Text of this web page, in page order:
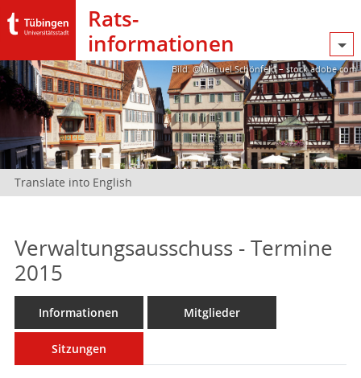
Rats­
informationen
Bild: @Manuel Schönfeld – stock.adobe.com
Translate into English
Verwaltungsausschuss - Termine
2015
Informationen Mitglieder
Sitzungen